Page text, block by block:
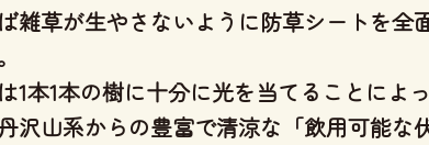
雑草が生やさないように防草シートを
1本1本の樹に十分に光を当てることによ
沢山系からの豊富で清涼な「飲用可能な